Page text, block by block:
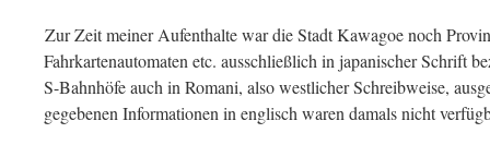
Zur Zeit meiner Aufenthalte war die Stadt Kawagoe noch
Fahrkartenautomaten etc. ausschließlich in japanischer Schrift
S-Bahnhöfe auch in Romani, also westlicher Schreibweise,
gegebenen Informationen in englisch waren damals nicht